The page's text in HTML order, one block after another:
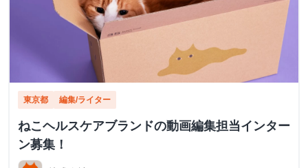
東京都 編集/ライター
ねこヘルスケアブランドの動画編集担当インター
ン募集！